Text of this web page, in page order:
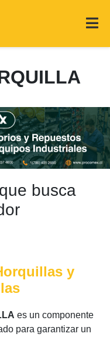
busca
y
es un componente
para garantizar un